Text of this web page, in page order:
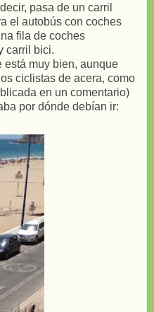
pasa de un carril
el autobús con coches
fila de coches
carril bici.
está muy bien, aunque
ciclistas de acera, como
en un comentario)
por dónde debían ir: